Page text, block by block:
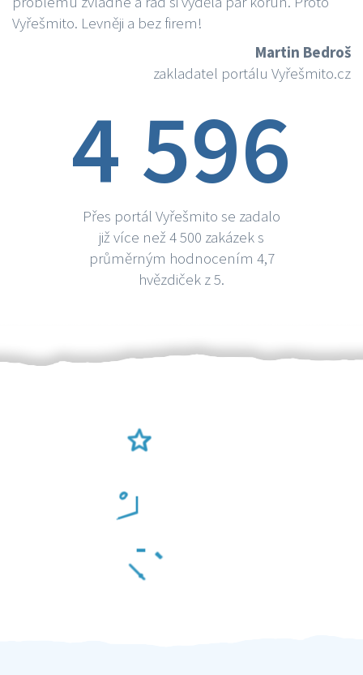
Vyřešmito. Levněji a bez firem!
Martin Bedroš
zakladatel portálu Vyřešmito.cz
4 596
Přes portál Vyřešmito se zadalo
již více než 4 500 zakázek s
průměrným hodnocením 4,7
hvězdiček z 5.